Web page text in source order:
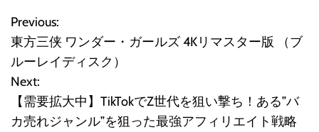
投
稿
ナ
ビ
Previous:
東方三侠 ワンダー・ガールズ 4Kリマスター版 （ブ
ルーレイディスク）
Next:
【需要拡大中】TikTokでZ世代を狙い撃ち！ある”バ
カ売れジャンル”を狙った最強アフィリエイト戦略